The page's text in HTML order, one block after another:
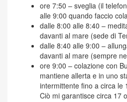
ore 7:50 – sveglia (il
alle 9:00 quando faccio
dalle 8:00 alle 8:40 –
davanti al mare (sede di
dalle 8:40 alle 9:00 –
davanti al mare (sempre
ore 9:00 – colazione con
mantiene allerta e in uno
intermittente fino a circa le
Ciò mi garantisce circa 17